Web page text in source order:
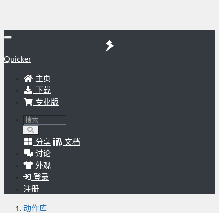
Quicker
主页
下载
专业版
分享
文档
讨论
外观
登录
注册
动作库